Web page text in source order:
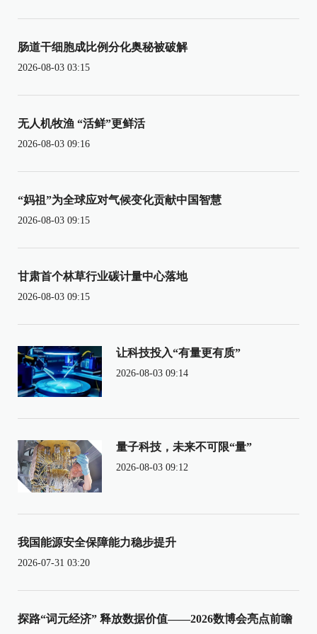
肠道干细胞成比例分化奥秘被破解
2026-08-03 03:15
无人机牧渔 “活鲜”更鲜活
2026-08-03 09:16
“妈祖”为全球应对气候变化贡献中国智慧
2026-08-03 09:15
甘肃首个林草行业碳计量中心落地
2026-08-03 09:15
让科技投入“有量更有质”
2026-08-03 09:14
量子科技，未来不可限“量”
2026-08-03 09:12
我国能源安全保障能力稳步提升
2026-07-31 03:20
探路“词元经济” 释放数据价值——2026数博会亮点前瞻